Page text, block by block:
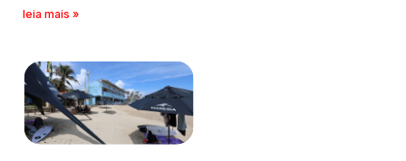
dias 20 e 22 de março no litoral
leia mais »